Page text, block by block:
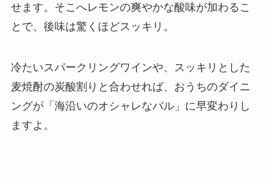
せます。そこへレモンの爽やかな酸味が加わるこ
とで、後味は驚くほどスッキリ。
冷たいスパークリングワインや、スッキリとした
麦焼酎の炭酸割りと合わせれば、おうちのダイニ
ングが「海沿いのオシャレなバル」に早変わりし
ますよ。